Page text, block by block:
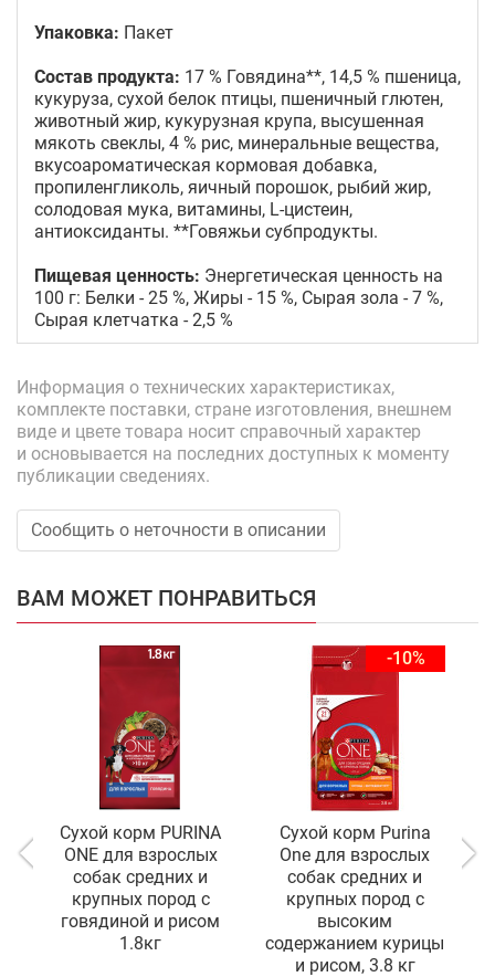
Упаковка: Пакет
Состав продукта: 17 % Говядина**, 14,5 % пшеница,
кукуруза, сухой белок птицы, пшеничный глютен,
животный жир, кукурузная крупа, высушенная
мякоть свеклы, 4 % рис, минеральные вещества,
вкусоароматическая кормовая добавка,
пропиленгликоль, яичный порошок, рыбий жир,
солодовая мука, витамины, L-цистеин,
антиоксиданты. **Говяжьи субпродукты.
Пищевая ценность: Энергетическая ценность на
100 г: Белки - 25 %, Жиры - 15 %, Сырая зола - 7 %,
Сырая клетчатка - 2,5 %
Информация о технических характеристиках,
комплекте поставки, стране изготовления, внешнем
виде и цвете товара носит справочный характер
и основывается на последних доступных к моменту
публикации сведениях.
Сообщить о неточности в описании
ВАМ МОЖЕТ ПОНРАВИТЬСЯ
Сухой корм PURINA
ONE для взрослых
собак средних и
крупных пород с
говядиной и рисом
1.8кг
-10%
Сухой корм Purina
One для взрослых
собак средних и
крупных пород с
высоким
содержанием курицы
и рисом, 3.8 кг